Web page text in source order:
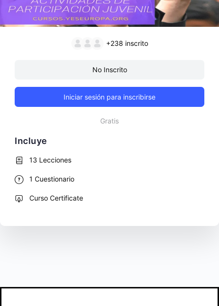
+238 inscrito
No Inscrito
Iniciar sesión para inscribirse
Gratis
Incluye
13 Lecciones
1 Cuestionario
Curso Certificate